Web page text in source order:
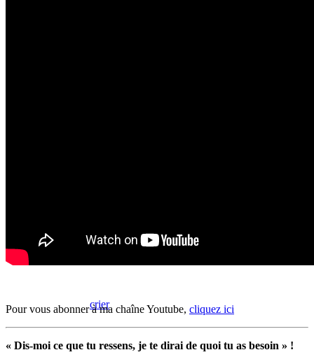
Harmonie familiale – Les clefs pour éduquer sans
crier
Pour vous abonner à ma chaîne Youtube, cliquez ici
« Dis-moi ce que tu ressens, je te dirai de quoi tu as besoin » !